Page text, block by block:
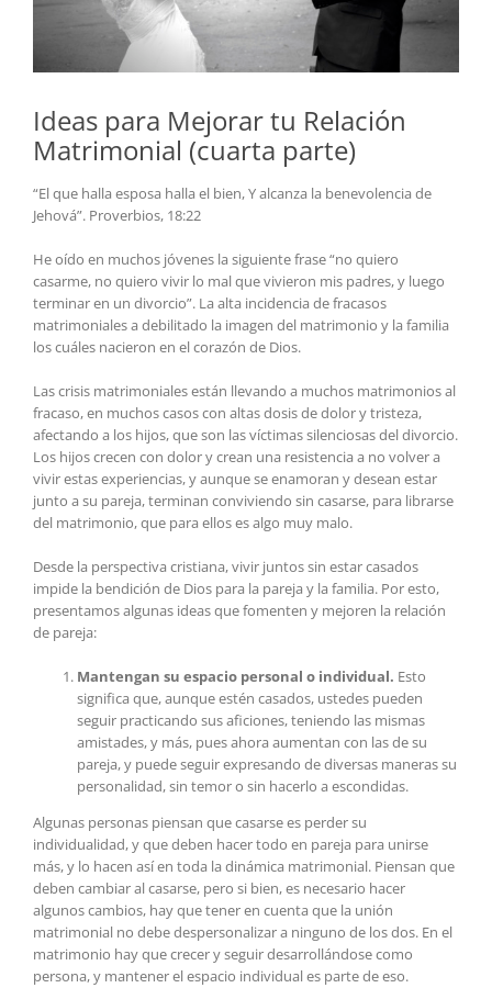
Ideas para Mejorar tu Relación
Matrimonial (cuarta parte)
“El que halla esposa halla el bien, Y alcanza la benevolencia de
Jehová”. Proverbios, 18:22
He oído en muchos jóvenes la siguiente frase “no quiero
casarme, no quiero vivir lo mal que vivieron mis padres, y luego
terminar en un divorcio”. La alta incidencia de fracasos
matrimoniales a debilitado la imagen del matrimonio y la familia
los cuáles nacieron en el corazón de Dios.
Las crisis matrimoniales están llevando a muchos matrimonios al
fracaso, en muchos casos con altas dosis de dolor y tristeza,
afectando a los hijos, que son las víctimas silenciosas del divorcio.
Los hijos crecen con dolor y crean una resistencia a no volver a
vivir estas experiencias, y aunque se enamoran y desean estar
junto a su pareja, terminan conviviendo sin casarse, para librarse
del matrimonio, que para ellos es algo muy malo.
Desde la perspectiva cristiana, vivir juntos sin estar casados
impide la bendición de Dios para la pareja y la familia. Por esto,
presentamos algunas ideas que fomenten y mejoren la relación
de pareja:
Mantengan su espacio personal o individual. Esto
significa que, aunque estén casados, ustedes pueden
seguir practicando sus aficiones, teniendo las mismas
amistades, y más, pues ahora aumentan con las de su
pareja, y puede seguir expresando de diversas maneras su
personalidad, sin temor o sin hacerlo a escondidas.
Algunas personas piensan que casarse es perder su
individualidad, y que deben hacer todo en pareja para unirse
más, y lo hacen así en toda la dinámica matrimonial. Piensan que
deben cambiar al casarse, pero si bien, es necesario hacer
algunos cambios, hay que tener en cuenta que la unión
matrimonial no debe despersonalizar a ninguno de los dos. En el
matrimonio hay que crecer y seguir desarrollándose como
persona, y mantener el espacio individual es parte de eso.